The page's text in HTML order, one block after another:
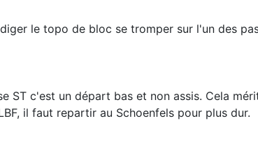
le topo de bloc se tromper sur l'un des
ST c'est un départ bas et non assis. Cela
il faut repartir au Schoenfels pour plus dur.